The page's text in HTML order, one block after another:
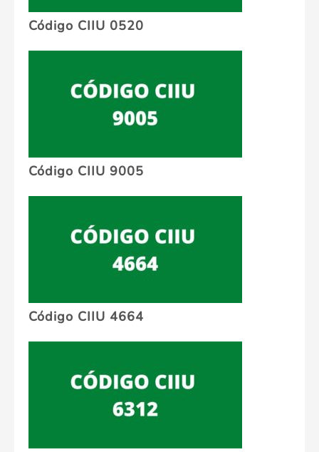
Código CIIU 0520
Código CIIU 9005
Código CIIU 4664